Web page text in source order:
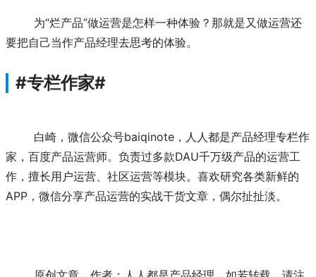
要把自己当作产品经理去思考的体验。
#专栏作家#
家，百度产品运营师。负责过多款DAU千万级产品的运营工
作，擅长用户运营、社区运营等模块。喜欢研究各类新鲜的
APP，微信分享产品运营的实战干货文章，偶尔扯扯淡。